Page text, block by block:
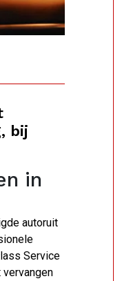
bij
in
autoruit
Service